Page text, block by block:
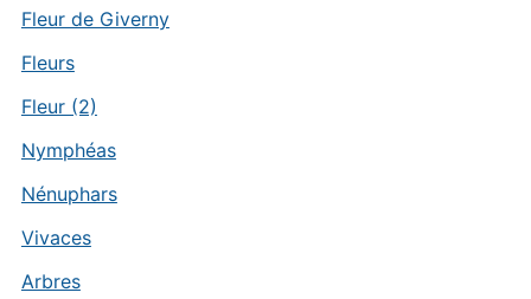
Fleur de Giverny
Fleurs
Fleur (2)
Nymphéas
Nénuphars
Vivaces
Arbres